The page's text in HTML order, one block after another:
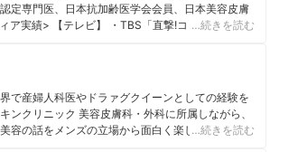
定専門医、日本抗加齢医学会会員、日本美容皮膚
ア実績> 【テレビ】 ・TBS「直撃!コロシアム!!ズ
!こんな事でモメてます」 ・日本テレビ「ナカイ
】宝島社つるつる肌 BOOK 【WEB】・「オトナ
…続きを読む
で産婦人科医やドラァグクイーンとしての経験を
クリニック 美容皮膚科・外科に所属しながら、
容の話をメンズの立場から面白く楽しく発信する
…続きを読む